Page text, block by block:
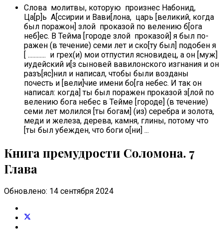
Слова молитвы, которую произнес Набонид,
Ца[р]ь А[ссирии и Вави[лона, царь [великий, когда
был поражон] злой проказой по велению б[ога
неб]ес. В Тейма [городе злой проказой] я был по-
ражен (в течение) семи лет и ско[ту был] подобен я
[ ............ и грех(и) мои отпустил ясновидец, а он [муж]
иудейский и[з сыновей вавилонского изгнания и он
разъ[яс]нил и написал, чтобы были возданы
почесть и [вели]чие имени бо[га небес. И так он
написал: когда] ты был поражен проказой з[лой по
велению бога небес в Тейме [городе] (в течение)
семи лет молился [ты богам] (из) серебра и золота,
меди и железа, дерева, камня, глины, потому что
[ты был убежден, что боги о[ни] ...
Книга премудрости Соломона. 7
Глава
Обновлено: 14 сентября 2024